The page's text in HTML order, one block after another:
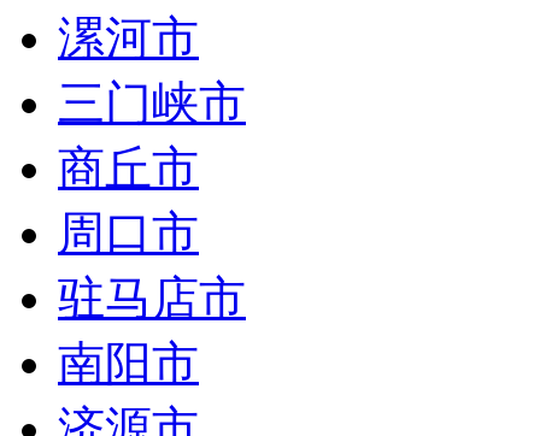
漯河市
三门峡市
商丘市
周口市
驻马店市
南阳市